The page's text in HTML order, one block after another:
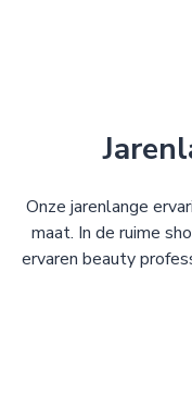
Onze jarenlange
maat. In de ruime
ervaren beauty